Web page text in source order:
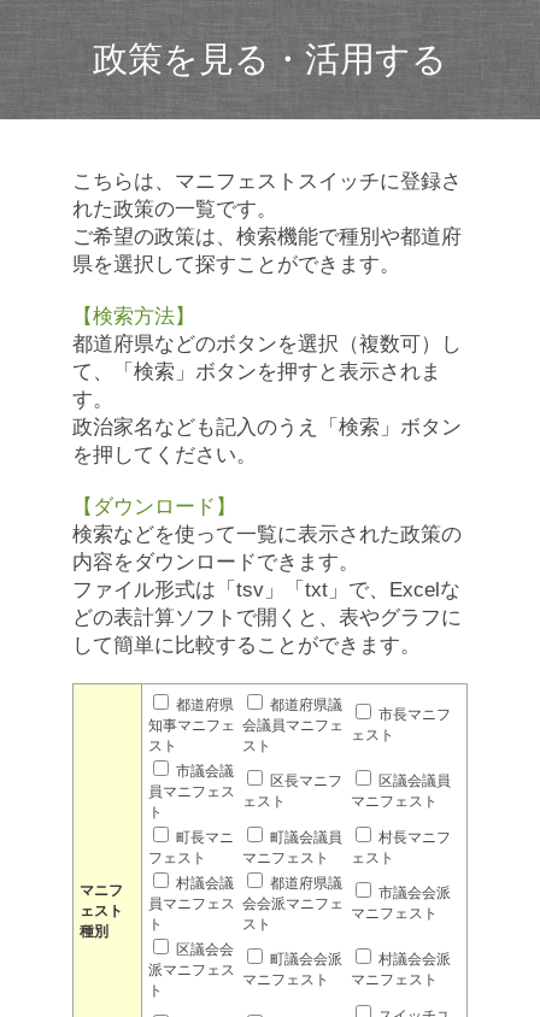
政策を見る・活用する
こちらは、マニフェストスイッチに登録さ
れた政策の一覧です。
ご希望の政策は、検索機能で種別や都道府
県を選択して探すことができます。
【検索方法】
都道府県などのボタンを選択（複数可）し
て、「検索」ボタンを押すと表示されま
す。
政治家名なども記入のうえ「検索」ボタン
を押してください。
【ダウンロード】
検索などを使って一覧に表示された政策の
内容をダウンロードできます。
ファイル形式は「tsv」「txt」で、Excelな
どの表計算ソフトで開くと、表やグラフに
して簡単に比較することができます。
マニフ
ェスト
種別
都道府県
知事マニフェ
スト
都道府県議
会議員マニフェ
スト
市長マニフ
ェスト
市議会議
員マニフェス
ト
区長マニフ
ェスト
区議会議員
マニフェスト
町長マニ
フェスト
町議会議員
マニフェスト
村長マニフ
ェスト
村議会議
員マニフェス
ト
都道府県議
会会派マニフェ
スト
市議会会派
マニフェスト
区議会会
派マニフェス
ト
町議会会派
マニフェスト
村議会会派
マニフェスト